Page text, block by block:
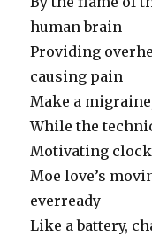
human brain
Providing
causing pain
Make a
While the
Motivating
Moe love’s
everready
Like a battery,